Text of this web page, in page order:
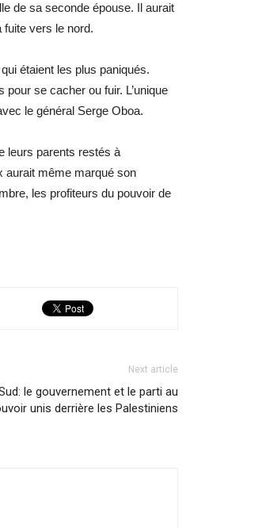
de sa seconde épouse. Il aurait
vers le nord.
étaient les plus paniqués.
se cacher ou fuir. L’unique
le général Serge Oboa.
leurs parents restés à
aurait même marqué son
les profiteurs du pouvoir de
Next article
le gouvernement et le parti au
unis derrière les Palestiniens